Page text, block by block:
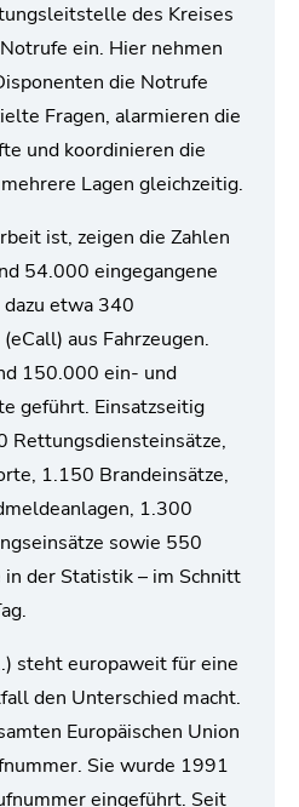
des Kreises
ein. Hier nehmen
die Notrufe
Fragen, alarmieren die
und koordinieren die
Lagen gleichzeitig.
ist, zeigen die Zahlen
54.000 eingegangene
etwa 340
aus Fahrzeugen.
150.000 ein- und
geführt. Einsatzseitig
Rettungsdiensteinsätze,
1.150 Brandeinsätze,
1.300
sowie 550
der Statistik – im Schnitt
steht europaweit für eine
den Unterschied macht.
Europäischen Union
Sie wurde 1991
eingeführt. Seit